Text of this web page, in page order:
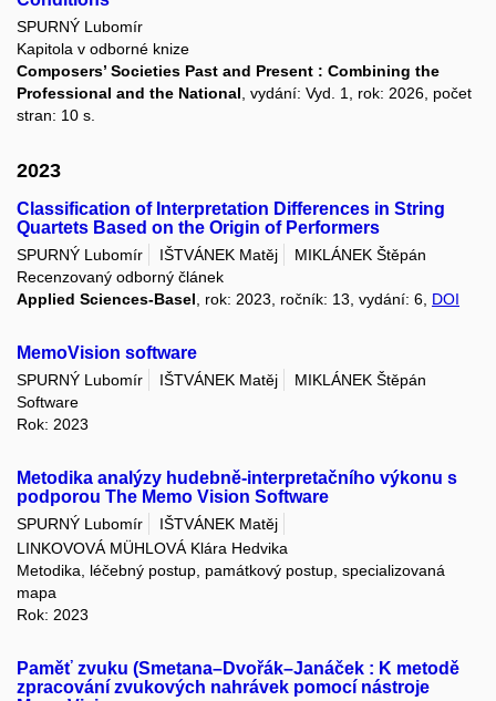
SPURNÝ Lubomír
Kapitola v odborné knize
Composers’ Societies Past and Present : Combining the
Professional and the National , vydání: Vyd. 1, rok: 2026, počet
stran: 10 s.
2023
Classification of Interpretation Differences in String
Quartets Based on the Origin of Performers
SPURNÝ Lubomír IŠTVÁNEK Matěj
MIKLÁNEK Štěpán
Recenzovaný odborný článek
Applied Sciences-Basel , rok: 2023, ročník: 13, vydání: 6, DOI
MemoVision software
SPURNÝ Lubomír IŠTVÁNEK Matěj
MIKLÁNEK Štěpán
Software
Rok: 2023
Metodika analýzy hudebně-interpretačního výkonu s
podporou The Memo Vision Software
SPURNÝ Lubomír
IŠTVÁNEK Matěj
LINKOVOVÁ MÜHLOVÁ Klára Hedvika
Metodika, léčebný postup, památkový postup, specializovaná
mapa
Rok: 2023
Paměť zvuku (Smetana–Dvořák–Janáček : K metodě
zpracování zvukových nahrávek pomocí nástroje